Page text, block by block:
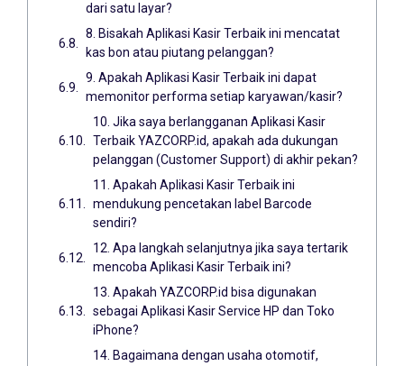
dari satu layar?
8. Bisakah Aplikasi Kasir Terbaik ini mencatat
kas bon atau piutang pelanggan?
9. Apakah Aplikasi Kasir Terbaik ini dapat
memonitor performa setiap karyawan/kasir?
10. Jika saya berlangganan Aplikasi Kasir
Terbaik YAZCORP.id, apakah ada dukungan
pelanggan (Customer Support) di akhir pekan?
11. Apakah Aplikasi Kasir Terbaik ini
mendukung pencetakan label Barcode
sendiri?
12. Apa langkah selanjutnya jika saya tertarik
mencoba Aplikasi Kasir Terbaik ini?
13. Apakah YAZCORP.id bisa digunakan
sebagai Aplikasi Kasir Service HP dan Toko
iPhone?
14. Bagaimana dengan usaha otomotif,